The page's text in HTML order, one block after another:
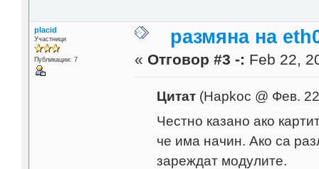
placid
Участници
Публикации: 7
размяна на
« Отговор #3 -: Feb 22,
Цитат(Hapkoc @ Фев.
Честно казано ако
че има начин. Ако са
зареждат модулите.